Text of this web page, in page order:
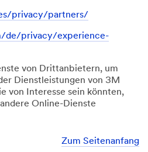
privacy/partners/
de/privacy/experience-
von Drittanbietern, um
Dienstleistungen von 3M
von Interesse sein könnten,
Online-Dienste
Zum Seitenanfang